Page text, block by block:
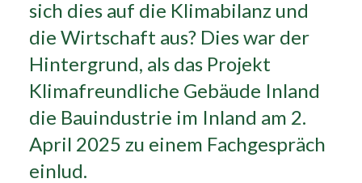
Search
sich dies auf die Klimabilanz und
die Wirtschaft aus? Dies war der
Hintergrund, als das Projekt
Klimafreundliche Gebäude Inland
die Bauindustrie im Inland am 2.
April 2025 zu einem Fachgespräch
einlud.